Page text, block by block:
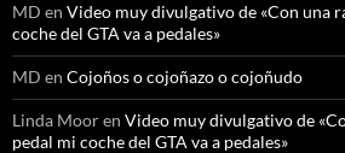
MD en Video muy divulgativo de «Con una
coche del GTA va a pedales»
MD en Cojoños o cojoñazo o cojoñudo
Linda Mooren Video muy divulgativo de
pedal mi coche del GTA va a pedales»